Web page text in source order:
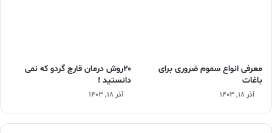
معرفی انواع سموم ضروری برای
باغات
آذر ۱۸, ۱۴۰۳
۲۰روش درمان قارچ گردو که نمی
دانستید !
آذر ۱۸, ۱۴۰۳